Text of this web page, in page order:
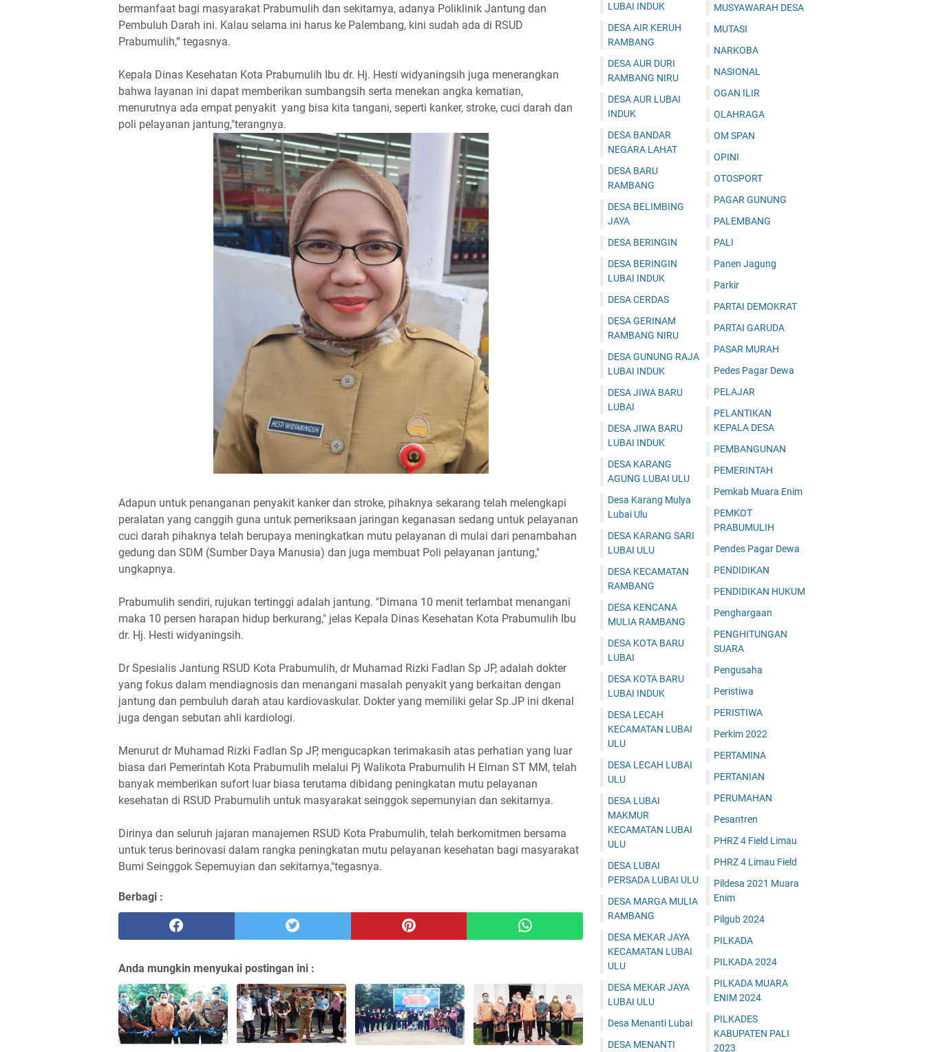
bermanfaat bagi masyarakat Prabumulih dan sekitarnya, adanya Poliklinik Jantung dan
Pembuluh Darah ini. Kalau selama ini harus ke Palembang, kini sudah ada di RSUD
Prabumulih,” tegasnya.
Kepala Dinas Kesehatan Kota Prabumulih Ibu dr. Hj. Hesti widyaningsih juga menerangkan
bahwa layanan ini dapat memberikan sumbangsih serta menekan angka kematian,
menurutnya ada empat penyakit yang bisa kita tangani, seperti kanker, stroke, cuci darah dan
poli pelayanan jantung,"terangnya.
Adapun untuk penanganan penyakit kanker dan stroke, pihaknya sekarang telah melengkapi
peralatan yang canggih guna untuk pemeriksaan jaringan keganasan sedang untuk pelayanan
cuci darah pihaknya telah berupaya meningkatkan mutu pelayanan di mulai dari penambahan
gedung dan SDM (Sumber Daya Manusia) dan juga membuat Poli pelayanan jantung,"
ungkapnya.
Prabumulih sendiri, rujukan tertinggi adalah jantung. "Dimana 10 menit terlambat menangani
maka 10 persen harapan hidup berkurang," jelas Kepala Dinas Kesehatan Kota Prabumulih Ibu
dr. Hj. Hesti widyaningsih.
Dr Spesialis Jantung RSUD Kota Prabumulih, dr Muhamad Rizki Fadlan Sp JP, adalah dokter
yang fokus dalam mendiagnosis dan menangani masalah penyakit yang berkaitan dengan
jantung dan pembuluh darah atau kardiovaskular. Dokter yang memiliki gelar Sp.JP ini dkenal
juga dengan sebutan ahli kardiologi.
Menurut dr Muhamad Rizki Fadlan Sp JP, mengucapkan terimakasih atas perhatian yang luar
biasa dari Pemerintah Kota Prabumulih melalui Pj Walikota Prabumulih H Elman ST MM, telah
banyak memberikan sufort luar biasa terutama dibidang peningkatan mutu pelayanan
kesehatan di RSUD Prabumulih untuk masyarakat seinggok sepemunyian dan sekitarnya.
Dirinya dan seluruh jajaran manajemen RSUD Kota Prabumulih, telah berkomitmen bersama
untuk terus berinovasi dalam rangka peningkatan mutu pelayanan kesehatan bagi masyarakat
Bumi Seinggok Sepemuyian dan sekitarnya,"tegasnya.
Berbagi :
Anda mungkin menyukai postingan ini :
LUBAI INDUK
DESA AIR KERUH
RAMBANG
DESA AUR DURI
RAMBANG NIRU
DESA AUR LUBAI
INDUK
DESA BANDAR
NEGARA LAHAT
DESA BARU
RAMBANG
DESA BELIMBING
JAYA
DESA BERINGIN
DESA BERINGIN
LUBAI INDUK
DESA CERDAS
DESA GERINAM
RAMBANG NIRU
DESA GUNUNG RAJA
LUBAI INDUK
DESA JIWA BARU
LUBAI
DESA JIWA BARU
LUBAI INDUK
DESA KARANG
AGUNG LUBAI ULU
Desa Karang Mulya
Lubai Ulu
DESA KARANG SARI
LUBAI ULU
DESA KECAMATAN
RAMBANG
DESA KENCANA
MULIA RAMBANG
DESA KOTA BARU
LUBAI
DESA KOTA BARU
LUBAI INDUK
DESA LECAH
KECAMATAN LUBAI
ULU
DESA LECAH LUBAI
ULU
DESA LUBAI
MAKMUR
KECAMATAN LUBAI
ULU
DESA LUBAI
PERSADA LUBAI ULU
DESA MARGA MULIA
RAMBANG
DESA MEKAR JAYA
KECAMATAN LUBAI
ULU
DESA MEKAR JAYA
LUBAI ULU
Desa Menanti Lubai
DESA MENANTI
MUSYAWARAH DESA
MUTASI
NARKOBA
NASIONAL
OGAN ILIR
OLAHRAGA
OM SPAN
OPINI
OTOSPORT
PAGAR GUNUNG
PALEMBANG
PALI
Panen Jagung
Parkir
PARTAI DEMOKRAT
PARTAI GARUDA
PASAR MURAH
Pedes Pagar Dewa
PELAJAR
PELANTIKAN
KEPALA DESA
PEMBANGUNAN
PEMERINTAH
Pemkab Muara Enim
PEMKOT
PRABUMULIH
Pendes Pagar Dewa
PENDIDIKAN
PENDIDIKAN HUKUM
Penghargaan
PENGHITUNGAN
SUARA
Pengusaha
Peristiwa
PERISTIWA
Perkim 2022
PERTAMINA
PERTANIAN
PERUMAHAN
Pesantren
PHRZ 4 Field Limau
PHRZ 4 Limau Field
Pildesa 2021 Muara
Enim
Pilgub 2024
PILKADA
PILKADA 2024
PILKADA MUARA
ENIM 2024
PILKADES
KABUPATEN PALI
2023